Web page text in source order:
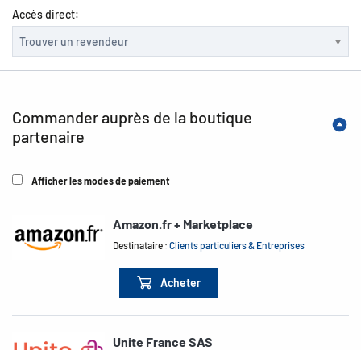
Accès direct:
Commander auprès de la boutique
partenaire
Afficher les modes de paiement
Amazon.fr + Marketplace
Destinataire :Clients particuliers & Entreprises
Acheter
Unite France SAS